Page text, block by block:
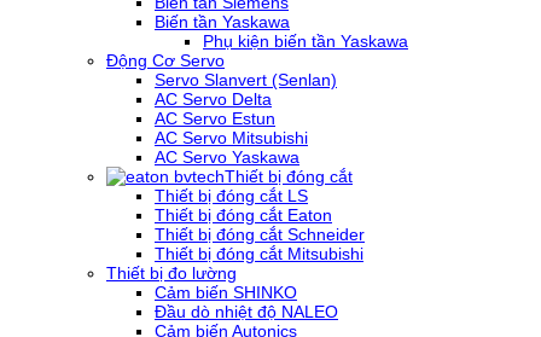
Biến tần Yaskawa
Phụ kiện biến tần Yaskawa
Động Cơ Servo
Servo Slanvert (Senlan)
AC Servo Delta
AC Servo Estun
AC Servo Mitsubishi
AC Servo Yaskawa
Thiết bị đóng cắt
Thiết bị đóng cắt LS
Thiết bị đóng cắt Eaton
Thiết bị đóng cắt Schneider
Thiết bị đóng cắt Mitsubishi
Thiết bị đo lường
Cảm biến SHINKO
Đầu dò nhiệt độ NALEO
Cảm biến Autonics